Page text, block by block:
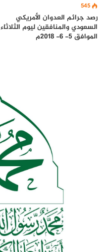
545
رصد جرائم العدوان الأمريكي
السعودي والمنافقين ليوم الثلاثاء
الموافق 5- 6- 2018م